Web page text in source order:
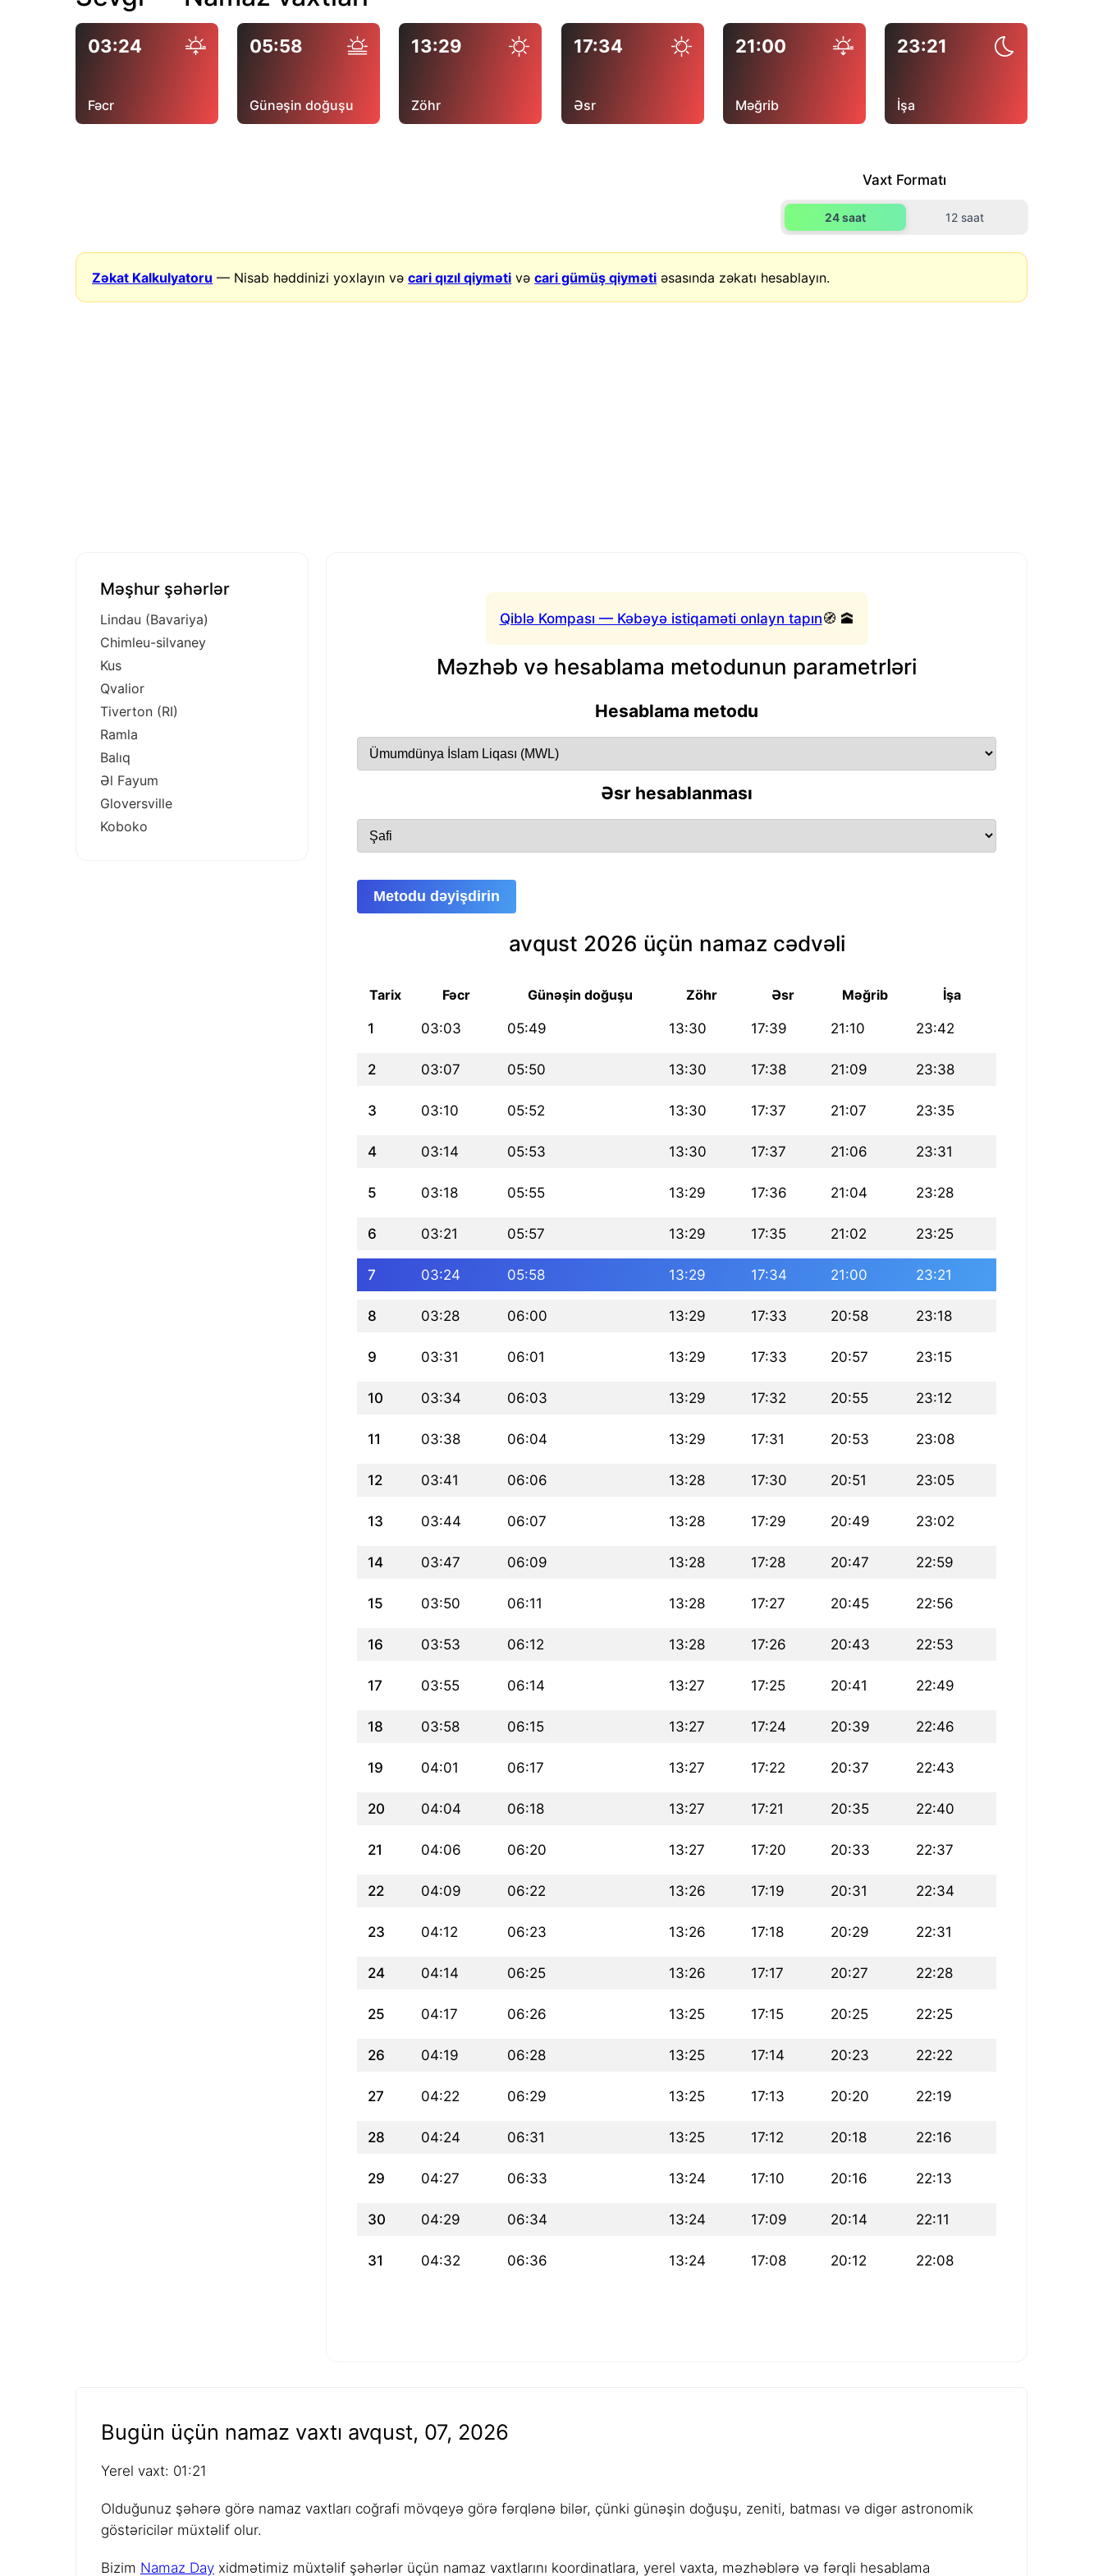
03:24
Fəcr
05:58
Günəşin doğuşu
13:29
Zöhr
17:34
Əsr
21:00
Məğrib
23:21
İşa
Vaxt Formatı
24 saat 12 saat
Zəkat Kalkulyatoru — Nisab həddinizi yoxlayın vəcari qızıl qiyməti vəcari gümüş qiyməti əsasında zəkatı hesablayın.
Qiblə Kompası — Kəbəyə istiqaməti onlayn tapın🧭 🕋
Məzhəb və hesablama metodunun parametrləri
Hesablama metodu
Əsr hesablanması
Metodu dəyişdirin
avqust 2026 üçün namaz cədvəli
Tarix Fəcr Günəşin doğuşu Zöhr Əsr Məğrib İşa
1 03:03 05:49 13:30 17:39 21:10 23:42
2 03:07 05:50 13:30 17:38 21:09 23:38
3 03:10 05:52 13:30 17:37 21:07 23:35
4 03:14 05:53 13:30 17:37 21:06 23:31
5 03:18 05:55 13:29 17:36 21:04 23:28
6 03:21 05:57 13:29 17:35 21:02 23:25
7 03:24 05:58 13:29 17:34 21:00 23:21
8 03:28 06:00 13:29 17:33 20:58 23:18
9 03:31 06:01 13:29 17:33 20:57 23:15
10 03:34 06:03 13:29 17:32 20:55 23:12
11 03:38 06:04 13:29 17:31 20:53 23:08
12 03:41 06:06 13:28 17:30 20:51 23:05
13 03:44 06:07 13:28 17:29 20:49 23:02
14 03:47 06:09 13:28 17:28 20:47 22:59
15 03:50 06:11 13:28 17:27 20:45 22:56
16 03:53 06:12 13:28 17:26 20:43 22:53
17 03:55 06:14 13:27 17:25 20:41 22:49
18 03:58 06:15 13:27 17:24 20:39 22:46
19 04:01 06:17 13:27 17:22 20:37 22:43
20 04:04 06:18 13:27 17:21 20:35 22:40
21 04:06 06:20 13:27 17:20 20:33 22:37
22 04:09 06:22 13:26 17:19 20:31 22:34
23 04:12 06:23 13:26 17:18 20:29 22:31
24 04:14 06:25 13:26 17:17 20:27 22:28
25 04:17 06:26 13:25 17:15 20:25 22:25
26 04:19 06:28 13:25 17:14 20:23 22:22
27 04:22 06:29 13:25 17:13 20:20 22:19
28 04:24 06:31 13:25 17:12 20:18 22:16
29 04:27 06:33 13:24 17:10 20:16 22:13
30 04:29 06:34 13:24 17:09 20:14 22:11
31 04:32 06:36 13:24 17:08 20:12 22:08
Məşhur şəhərlər
Lindau (Bavariya)
Chimleu-silvaney
Kus
Qvalior
Tiverton (RI)
Ramla
Balıq
Əl Fayum
Gloversville
Koboko
Bugün üçün namaz vaxtı avqust, 07, 2026
Yerel vaxt: 01:21
Olduğunuz şəhərə görə namaz vaxtları coğrafi mövqeyə görə fərqlənə bilər, çünki günəşin doğuşu, zeniti, batması və digər astronomik
göstəricilər müxtəlif olur.
Bizim Namaz Day xidmətimiz müxtəlif şəhərlər üçün namaz vaxtlarını koordinatlara, yerel vaxta, məzhəblərə və fərqli hesablama